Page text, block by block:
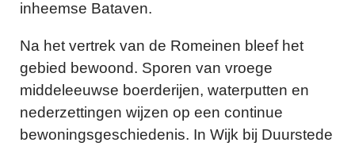
inheemse Bataven.
Na het vertrek van de Romeinen bleef het
gebied bewoond. Sporen van vroege
middeleeuwse boerderijen, waterputten en
nederzettingen wijzen op een continue
bewoningsgeschiedenis. In Wijk bij Duurstede